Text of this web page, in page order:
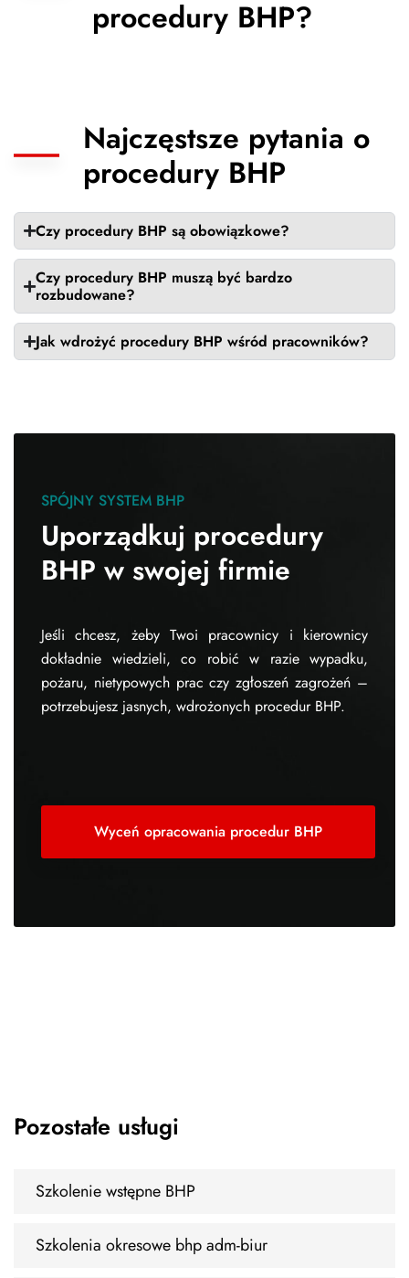
procedury BHP?
Najczęstsze pytania o
procedury BHP
Czy procedury BHP są obowiązkowe?
Czy procedury BHP muszą być bardzo
rozbudowane?
Jak wdrożyć procedury BHP wśród pracowników?
SPÓJNY SYSTEM BHP
Uporządkuj procedury
BHP w swojej firmie
Jeśli chcesz, żeby Twoi pracownicy i kierownicy
dokładnie wiedzieli, co robić w razie wypadku,
pożaru, nietypowych prac czy zgłoszeń zagrożeń –
potrzebujesz jasnych, wdrożonych procedur BHP.
Wyceń opracowania procedur BHP
Pozostałe usługi
Szkolenie wstępne BHP
Szkolenia okresowe bhp adm-biur